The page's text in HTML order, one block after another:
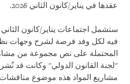
عقدها في يناير/كانون الثاني 2026.
ستشمل اجتماعات يناير/كانون الثاني
فيه لكل وفد فرصة لشرح وجهات
المحتملة على نص مجموعة من
مشاريع المواد هذه موضوع